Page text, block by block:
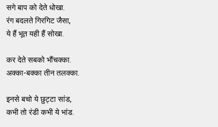
सगे बाप को देते धोखा.
रंग बदलते गिरगिट जैसा,
ये हैं भूत यही हैं सोखा.
कर देते सबको भौंचक्का.
अक्का-बक्का तीन तलक्का.
इनसे बचो ये छुट्टा सांड,
कभी तो रंडी कभी ये भांड.